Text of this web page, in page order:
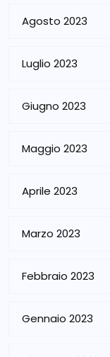
Agosto 2023
Luglio 2023
Giugno 2023
Maggio 2023
Aprile 2023
Marzo 2023
Febbraio 2023
Gennaio 2023